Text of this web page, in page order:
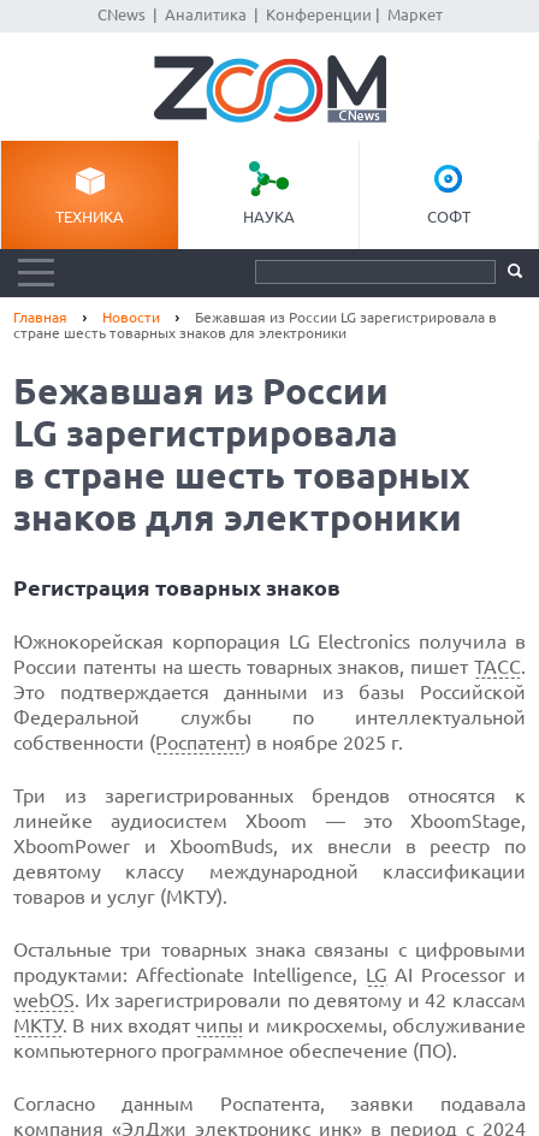
CNews| Аналитика Конференции Маркет
ТЕХНИКА НАУКА СОФТ
Главная Новости
Бежавшая из России LG зарегистрировала в
стране шесть товарных знаков для электроники
Бежавшая из России
LG зарегистрировала
в стране шесть товарных
знаков для электроники
Регистрация товарных знаков
Южнокорейская корпорация LG Electronics получила в
России патенты на шесть товарных знаков, пишет ТАСС.
Это подтверждается данными из базы Российской
Федеральной службы по интеллектуальной
собственности (Роспатент) в ноябре 2025 г.
Три из зарегистрированных брендов относятся к
линейке аудиосистем Xboom — это XboomStage,
XboomPower и XboomBuds, их внесли в реестр по
девятому классу международной классификации
товаров и услуг (МКТУ).
Остальные три товарных знака связаны с цифровыми
продуктами: Affectionate Intelligence, LG AI Processor и
webOS. Их зарегистрировали по девятому и 42 классам
МКТУ. В них входятчипы и микросхемы, обслуживание
компьютерного программное обеспечение (ПО).
Согласно данным Роспатента, заявки подавала
компания «ЭлДжи электроникс инк» в период с 2024